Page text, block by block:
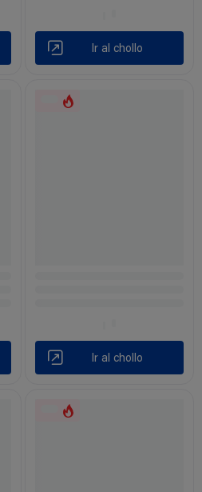
Ir al chollo
Ir al chollo